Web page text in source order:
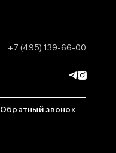
+7 (495) 139-66-00
Обратный звонок